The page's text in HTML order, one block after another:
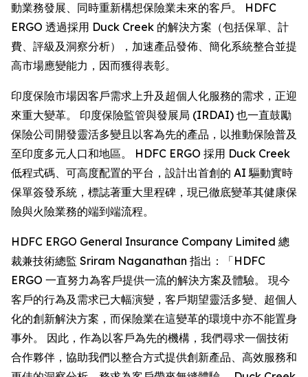
動業務發展、同時重新構想保險業未來的客戶。 HDFC
ERGO 透過採用 Duck Creek 的解決方案（包括保單、計
費、評級及洞察分析），加速產品發佈、簡化系統整合並提
高市場應變能力，因而獲得表彰。
印度保險市場因客戶需求上升及超個人化服務的需求，正迎
來重大變革。 印度保險監管與發展局 (IRDAI) 也一直鼓勵
保險公司開發靈活多變且以客為先的產品，以推動保險普及
至印度多元人口和地區。 HDFC ERGO 採用 Duck Creek
低程式碼、可高度配置的平台，設計出首創的 AI 驅動實時
保單簽發系統，標誌著重大里程碑，現已徹底變革其健康保
險與火險業務的端到端流程。
HDFC ERGO General Insurance Company Limited 總
裁兼技術總監 Sriram Naganathan 指出：「HDFC
ERGO 一直努力為客戶提供一流的解決方案及體驗。 現今
客戶的行為及需求已大幅演變，客戶期望靈活多變、超個人
化的創新解決方案，而保險業在這變革的環境中亦不能置身
事外。 因此，作為以客戶為先的機構，我們尋求一個技術
合作夥伴，協助我們以整合方式提供創新產品、高效服務和